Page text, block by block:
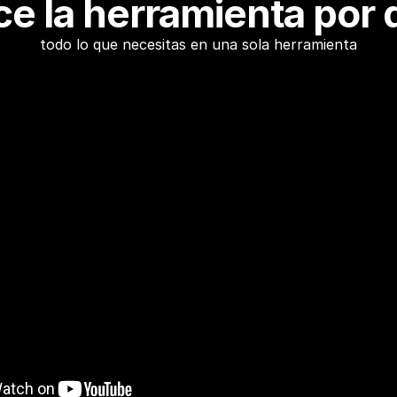
la herramienta por
todo lo que necesitas en una sola herramienta